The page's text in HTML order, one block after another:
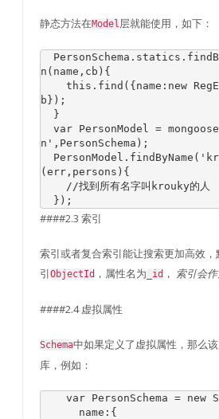
静态方法在Model层就能使用，如下：
PersonSchema . statics .
n ( name , cb ){
this . find ({ name : new
b });
}
var PersonModel = mongoose
n' , PersonSchema );
PersonModel . findByName (
( err , persons ){
//找到所有名字叫krouky的人
});
####2.3 索引
索引或者复合索引能让搜索更加高效
引ObjectId ，属性名为 _id ， 索引会
####2.4 虚拟属性
Schema中如果定义了虚拟属性，那么
库，例如：
var PersonSchema = new
      name
:{